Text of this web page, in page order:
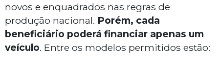
novos e enquadrados nas regras de
produção nacional. Porém, cada
beneficiário poderá financiar apenas um
veículo. Entre os modelos permitidos estão: